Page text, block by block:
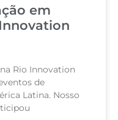
em
Rio Innovation
de
Latina. Nosso